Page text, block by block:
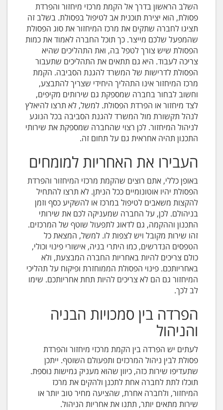
השלב הראשון בדרך אל הקמת מרכזי מיחזור והפרדת
פסולת, הוא יצירת תוכנית אב לטיפול בפסולת. בשלב זה
תציגו לחברה שתקים את מרכז המיחזור את סוג הפסולת
שהמפעל שלכם מייצר. כך תוכל החברה לאמוד את כמות
הפסולת שיש צורך לטפל בה, ואת התהליכים שהיא
צריכה לעבוד. היא גם תתאים את התהליכים שתעבור
הפסולת לדרישות של המשרד להגנת הסביבה. הקמת
מרכז המיחזור אינו התהליך היחידי שצריך להתבצע,
וחשוב לבחור בחברה שמספקת גם שירותים מקיפים,
לצד מיחזור או הפרדת הפסולת. למשל, לא תרצו להיאלץ
לנהל תקשורת מול המשרד להגנת הסביבה בכל הנוגע
לניהול המיחזור. לכן רצוי שהחברה שמספקת את שירותי
התכנון תהיה אחראית גם על תחום זה.
העבירו את האחריות למומחים
באופן כללי, אתם רוצים שהקמת מרכזי המיחזור והפרדת
הפסולת יהיו אוטונומיים ככל הניתן. לא תרצו להתחיל
להקצות משאבים לטיפול במרכז או להשקיע כסף וזמן
בניהולם. לכן, על החברה שמעניקה לכם את שירותי
התכנון וההקמה, גם לדאוג לתפעול שוטף של המרכזים.
זהו שירות מקובל ויש לצפות לו. למשל, המצאת כל
הטפסים הנדרשים, כמו היתרי בניה, אישורי פינוי וכולי,
כולם צריכים להיות באחריות החברה המבצעת, ולא
באחריותכם. פינוי הפסולת הממוחזרת ופיקוח על תהליכי
המיחזור גם הם לא צריכים להיות תחת אחריותכם. שימו
לב לכך.
הפרדה בין סמכויות הבניה
והניהול
לעתים יש הפרדה בין הקמת מרכזי מיחזור והפרדת
פסולת לבין ניהול המרכזים ותפעולם השוטף. ייתכן
שתעדיפו שירות כזה, כיוון שהוא מעניק גמישות נוספת.
תוכלו לתת לחברה אחת לתכנן ולהקים את מרכז
המיחזור, ולחברה אחרת, שהציעה מחיר טוב יותר או
שירות מתאים יותר, תתנו את אחריות הניהול.